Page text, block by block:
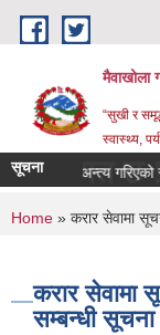
Skip to main content
मैवाखोला
“सुखी र
स्वास्थ्य,
छ !!!
सूचना
सम्झौता अन्त्य गरिएको
You are
Home » करार सेवामा
करार सेवामा
सम्बन्धी